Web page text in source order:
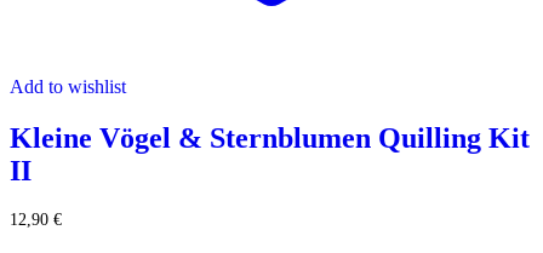
Add to wishlist
Kleine Vögel & Sternblumen Quilling Kit
II
12,90 €